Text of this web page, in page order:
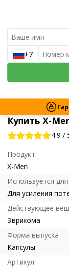
Купить X-
4.9 /
Продукт
X-Men
Используется для
Для усиления
Действующее
Эврикома
Форма выпуска
Капсулы
Артикул
+7